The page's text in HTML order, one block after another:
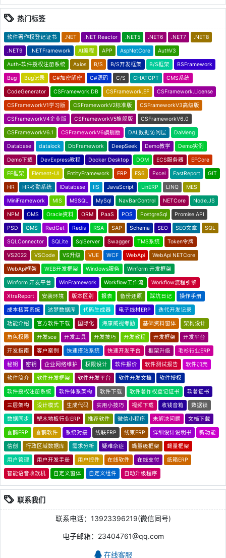
热门标签
软件著作权登记证书 .NET .NET Reactor .NET5 .NET6 .NET7 .NET8
.NET9 .NETFramework AI编程 APP AspNetCore AuthV3
Auth-软件授权注册系统 Axios B/S B/S开发框架 B/S框架 BSFramework
Bug Bug记录 C#加密解密 C#源码 C/S CHATGPT CMS系统
CodeGenerator CSFramework.DB CSFramework.EF CSFramework.License
CSFrameworkV1学习版 CSFrameworkV2标准版 CSFrameworkV3高级版
CSFrameworkV4企业版 CSFrameworkV5旗舰版 CSFrameworkV6.0
CSFrameworkV6.1 CSFrameworkV6旗舰版 DAL数据访问层 DaMeng
Database datalock DbFramework DeepSeek Demo教学 Demo实例
Demo下载 DevExpress教程 Docker Desktop DOM ECS服务器 EFCore
EF框架 Element-UI EntityFramework ERP ES6 Excel FastReport GIT
HR HR考勤系统 IDatabase IIS JavaScript LinERP LINQ MES
MiniFramework MIS MSSQL MySql NavBarControl NETCore Node.JS
NPM OMS Oracle资料 ORM PaaS POS PostgreSql Promise API
PSD QMS RedGet Redis RSA SAP Schema SEO SEO文章 SQL
SQLConnector SQLite SqlServer Swagger TMS系统 Token令牌
VS2022 VSCode VS升级 VUE WCF WebApi WebApi NETCore
WebApi框架 WEB开发框架 Windows服务 Winform 开发框架
Winform 开发平台 WinFramework Workflow工作流 Workflow流程引擎
XtraReport 安装环境 版本区别 报表 备份还原 踩坑日记 操作手册
成本核算系统 达梦数据库 代码生成器 电子线材ERP 迭代开发记录
功能介绍 官方软件下载 国际化 海康威视考勤 基础资料窗体 架构设计
角色权限 开发sce 开发工具 开发技巧 开发教程 开发框架 开发平台
开发指南 客户案例 快速搭站系统 快速开发平台 框架升级 毛衫行业ERP
秘钥 密钥 企业网络维护 权限设计 软件报价 软件测试报告 软件加壳
软件简介 软件开发框架 软件开发平台 软件开发文档 软件授权
软件授权注册系统 软件体系架构 软件下载 软件著作权登记证书 软著证书
三层架构 设计模式 生成代码 实用小技巧 视频下载 收钱音箱 数据锁
数据同步 塑木地板行业ERP 推荐软件 微信小程序 未解决问题 文档下载
喜鹊ERP 喜鹊软件 系统对接 线联ERP 线束ERP 详细设计说明书 新功能
信创 行政区域数据库 需求分析 疑难杂症 蝇量级框架 蝇量框架
用户管理 用户开发手册 用户控件 在线软件 在线支付 纸箱ERP
智能语音收款机 自定义窗体 自定义组件 自动升级程序
联系我们
联系电话：13923396219(微信同号)
电子邮箱：23404761@qq.com
在线客服